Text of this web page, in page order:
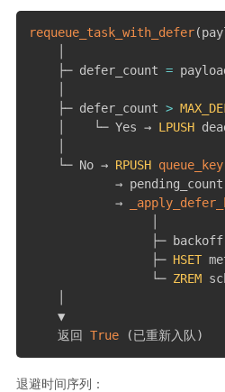
requeue_task_with_defer(
    ├─ defer_count
=
    ├─ defer_count
>
    │    └─ Yes →
LPUSH
    └─ No →
RPUSH queue_key
            → pending_count
            →
                 ├─ backoff
                 ├─
HSET
                 └─
ZREM
    ▼
    返回
True (已重新入队 )
退避时间序列：